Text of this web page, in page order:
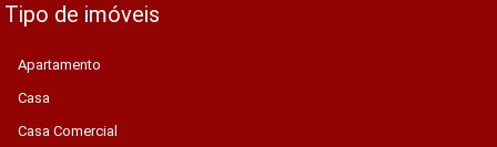
Tipo de imóveis
Apartamento
Casa
Casa Comercial